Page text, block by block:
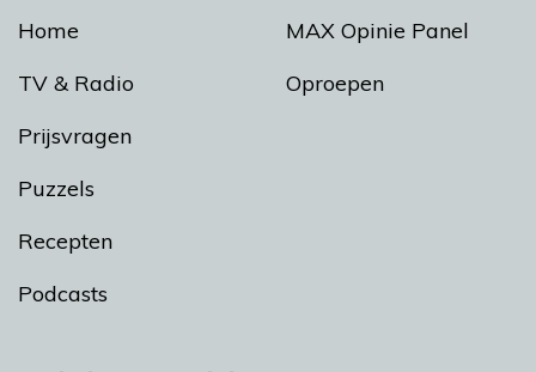
Home
TV & Radio
Prijsvragen
Puzzels
Recepten
Podcasts
MAX Opinie Panel
Oproepen